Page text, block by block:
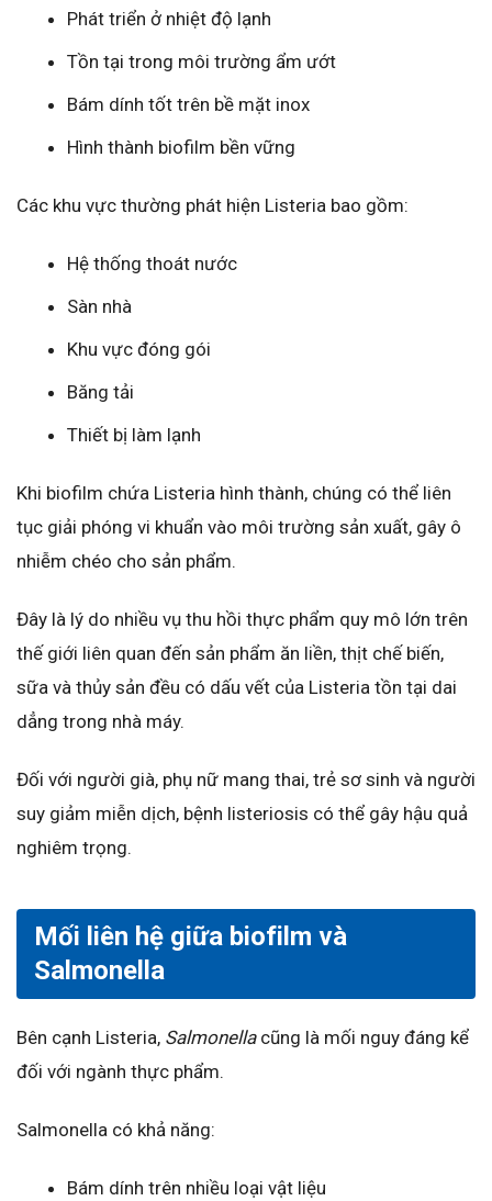
Phát triển ở nhiệt độ lạnh
Tồn tại trong môi trường ẩm ướt
Bám dính tốt trên bề mặt inox
Hình thành biofilm bền vững
Các khu vực thường phát hiện Listeria bao gồm:
Hệ thống thoát nước
Sàn nhà
Khu vực đóng gói
Băng tải
Thiết bị làm lạnh
Khi biofilm chứa Listeria hình thành, chúng có thể liên
tục giải phóng vi khuẩn vào môi trường sản xuất, gây ô
nhiễm chéo cho sản phẩm.
Đây là lý do nhiều vụ thu hồi thực phẩm quy mô lớn trên
thế giới liên quan đến sản phẩm ăn liền, thịt chế biến,
sữa và thủy sản đều có dấu vết của Listeria tồn tại dai
dẳng trong nhà máy.
Đối với người già, phụ nữ mang thai, trẻ sơ sinh và người
suy giảm miễn dịch, bệnh listeriosis có thể gây hậu quả
nghiêm trọng.
Mối liên hệ giữa biofilm và
Salmonella
Bên cạnh Listeria, Salmonellacũng là mối nguy đáng kể
đối với ngành thực phẩm.
Salmonella có khả năng:
Bám dính trên nhiều loại vật liệu